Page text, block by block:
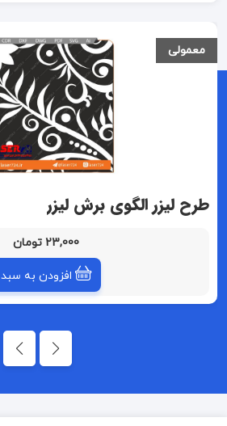
معمولی
طرح لیزر الگوی برش لیزر
23,000 تومان
افزودن به سبد